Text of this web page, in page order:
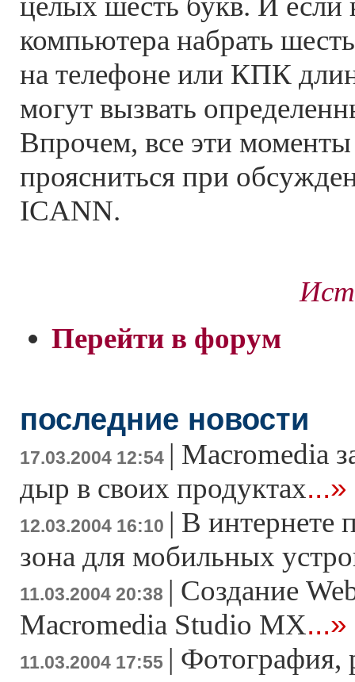
компьютера набрать
на телефоне или КПК
могут вызвать
Впрочем, все эти
проясниться при
ICANN.
Перейти в форум
последние новости
17.03.2004 12:54 | Macromedia
дыр в своих продуктах...»
12.03.2004 16:10 | В интернете
зона для мобильных
11.03.2004 20:38 | Создание
Macromedia Studio MX...»
11.03.2004 17:55 | Фотография,